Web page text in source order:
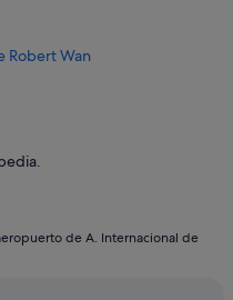
Robert Wan
de A. Internacional de